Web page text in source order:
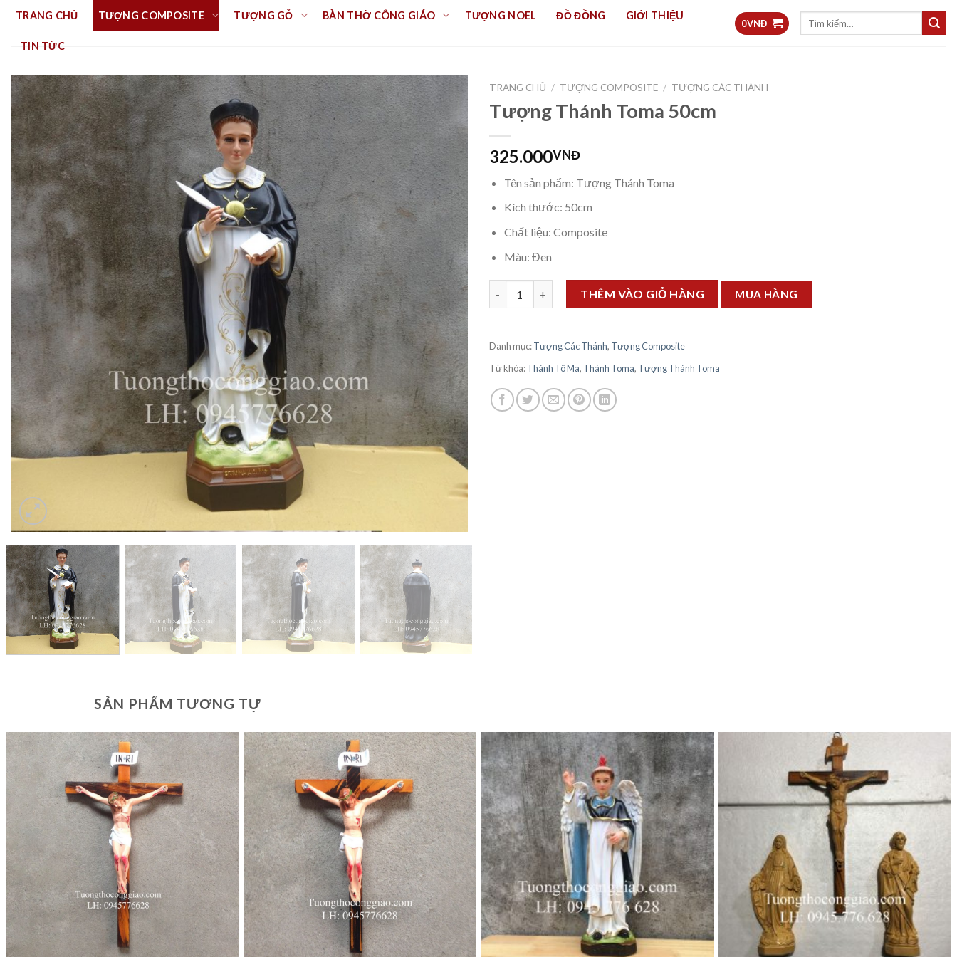
Skip
content
TRANG CHỦ TƯỢNG COMPOSITE TƯỢNG GỖ BÀN THỜ CÔNG GIÁO TƯỢNG NOEL ĐỒ ĐỒNG GIỚI THIỆU
TIN TỨC
0VNĐ
TRANG CHỦ / TƯỢNG COMPOSITE / TƯỢNG CÁC THÁNH
Tượng Thánh Toma 50cm
325.000VNĐ
Tên sản phẩm: Tượng Thánh Toma
Kích thước: 50cm
Chất liệu: Composite
Màu: Đen
Tượng Thánh Toma 50cm số lượng
THÊM VÀO GIỎ HÀNG MUA HÀNG
Danh mục:Tượng Các Thánh, Tượng Composite
Từ khóa:Thánh Tô Ma, Thánh Toma, Tượng Thánh Toma
SẢN PHẨM TƯƠNG TỰ